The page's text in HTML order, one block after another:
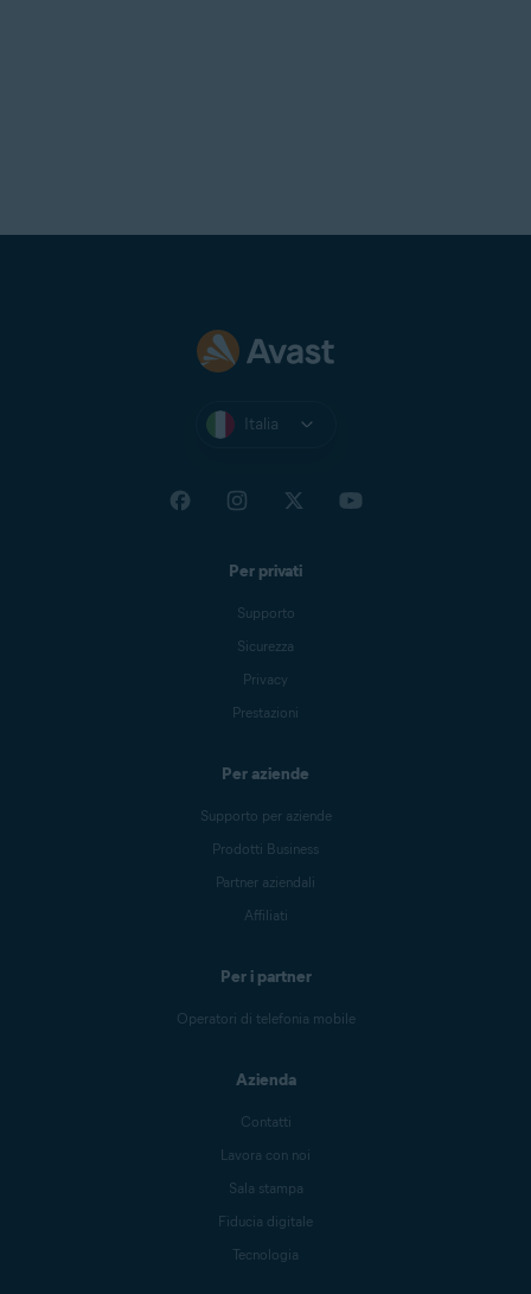
Italia
Per privati
Supporto
Sicurezza
Privacy
Prestazioni
Per aziende
Supporto per aziende
Prodotti Business
Partner aziendali
Affiliati
Per i partner
Operatori di telefonia mobile
Azienda
Contatti
Lavora con noi
Sala stampa
Fiducia digitale
Tecnologia